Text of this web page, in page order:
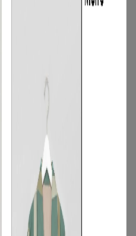
《手洗い可》ブロックパターンボックス